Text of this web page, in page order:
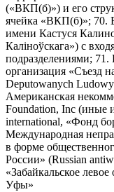
(«ВКП(б)») и его
ячейка «ВКП(б)»; 70.
имени Кастуся
Калiноўскага») с
подразделениями; 71.
организация «Съезд
Deputowanych
Американская
Foundation, Inc (иные
international, «Фонд
Международная
в форме
России» (Russian
«Забайкальское
Уфы»